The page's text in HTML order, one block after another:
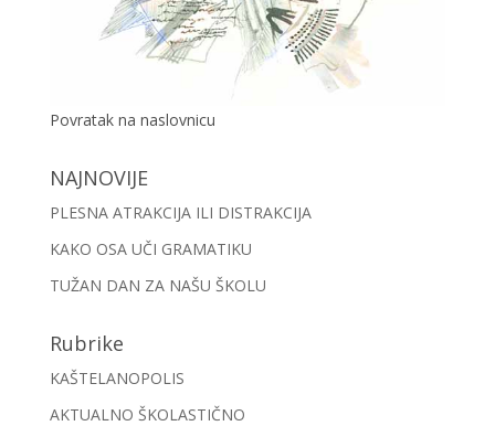
Povratak na naslovnicu
NAJNOVIJE
PLESNA ATRAKCIJA ILI DISTRAKCIJA
KAKO OSA UČI GRAMATIKU
TUŽAN DAN ZA NAŠU ŠKOLU
Rubrike
KAŠTELANOPOLIS
AKTUALNO ŠKOLASTIČNO